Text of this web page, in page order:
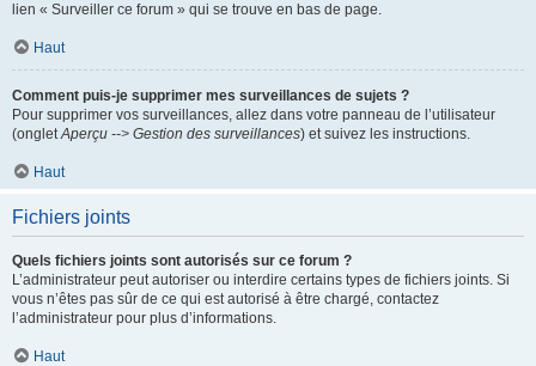
lien « Surveiller ce forum » qui se trouve en bas de page.
Haut
Comment puis-je supprimer mes surveillances de sujets ?
Pour supprimer vos surveillances, allez dans votre panneau de l’utilisateur
(ongletAperçu --> Gestion des surveillances) et suivez les instructions.
Haut
Fichiers joints
Quels fichiers joints sont autorisés sur ce forum ?
L’administrateur peut autoriser ou interdire certains types de fichiers joints. Si
vous n’êtes pas sûr de ce qui est autorisé à être chargé, contactez
l’administrateur pour plus d’informations.
Haut